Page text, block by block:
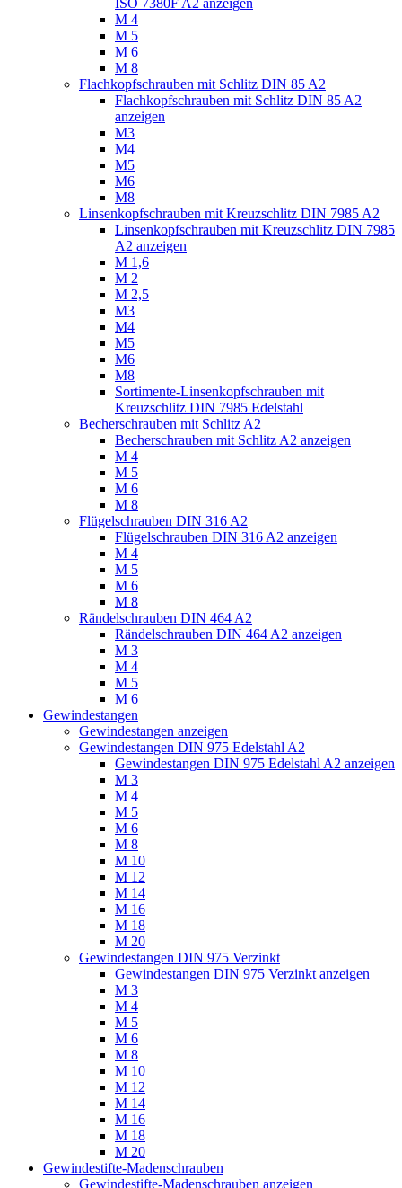
M 4
M 5
M 6
M 8
Flachkopfschrauben mit Schlitz DIN 85 A2
Flachkopfschrauben mit Schlitz DIN 85 A2
anzeigen
M3
M4
M5
M6
M8
Linsenkopfschrauben mit Kreuzschlitz DIN 7985 A2
Linsenkopfschrauben mit Kreuzschlitz DIN 7985
A2 anzeigen
M 1,6
M 2
M 2,5
M3
M4
M5
M6
M8
Sortimente-Linsenkopfschrauben mit
Kreuzschlitz DIN 7985 Edelstahl
Becherschrauben mit Schlitz A2
Becherschrauben mit Schlitz A2 anzeigen
M 4
M 5
M 6
M 8
Flügelschrauben DIN 316 A2
Flügelschrauben DIN 316 A2 anzeigen
M 4
M 5
M 6
M 8
Rändelschrauben DIN 464 A2
Rändelschrauben DIN 464 A2 anzeigen
M 3
M 4
M 5
M 6
Gewindestangen
Gewindestangen anzeigen
Gewindestangen DIN 975 Edelstahl A2
Gewindestangen DIN 975 Edelstahl A2 anzeigen
M 3
M 4
M 5
M 6
M 8
M 10
M 12
M 14
M 16
M 18
M 20
Gewindestangen DIN 975 Verzinkt
Gewindestangen DIN 975 Verzinkt anzeigen
M 3
M 4
M 5
M 6
M 8
M 10
M 12
M 14
M 16
M 18
M 20
Gewindestifte-Madenschrauben
Gewindestifte-Madenschrauben anzeigen